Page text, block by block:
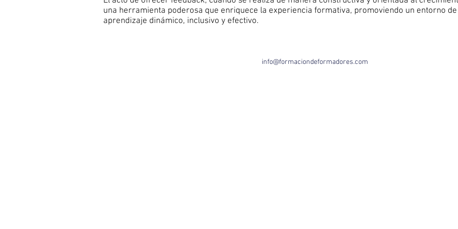
una herramienta poderosa que enriquece la experiencia formativa, promoviendo un entorno de
aprendizaje dinámico, inclusivo y efectivo.
info@formaciondeformadores.com